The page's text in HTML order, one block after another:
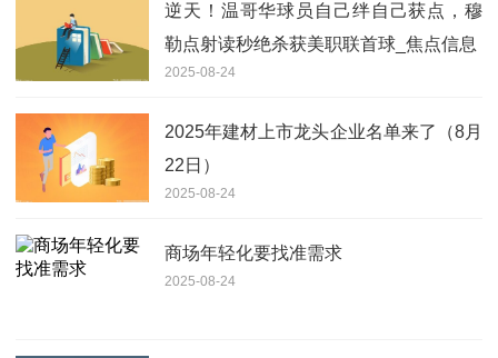
逆天！温哥华球员自己绊自己获点，穆
勒点射读秒绝杀获美职联首球_焦点信息
2025-08-24
2025年建材上市龙头企业名单来了（8月
22日）
2025-08-24
商场年轻化要找准需求
2025-08-24